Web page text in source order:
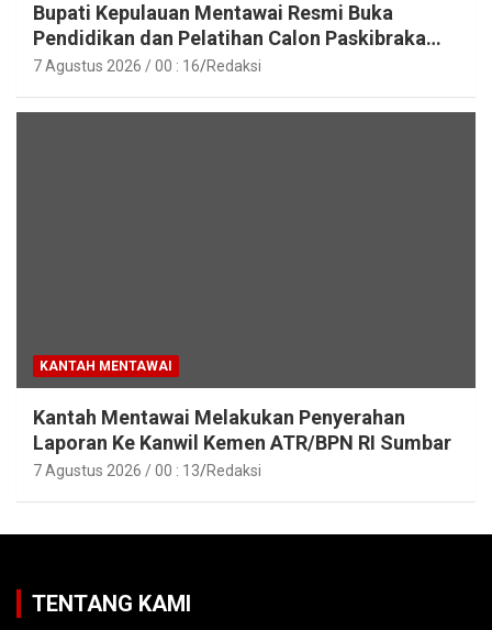
Bupati Kepulauan Mentawai Resmi Buka
Pendidikan dan Pelatihan Calon Paskibraka
Tahun 2026
7 Agustus 2026 / 00 : 16 Redaksi
KANTAH MENTAWAI
Kantah Mentawai Melakukan Penyerahan
Laporan Ke Kanwil Kemen ATR/BPN RI Sumbar
7 Agustus 2026 / 00 : 13 Redaksi
TENTANG KAMI